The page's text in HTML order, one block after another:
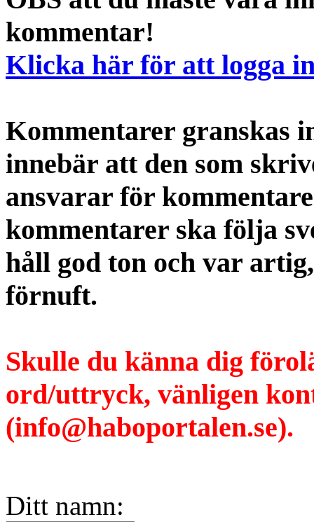
kommentar!
Klicka här för att logga
Kommentarer granskas
innebär att den som
ansvarar för
kommentarer ska följa
håll god ton och var
förnuft.
Skulle du känna dig
ord/uttryck, vänligen
(info@haboportalen.se).
Ditt namn: